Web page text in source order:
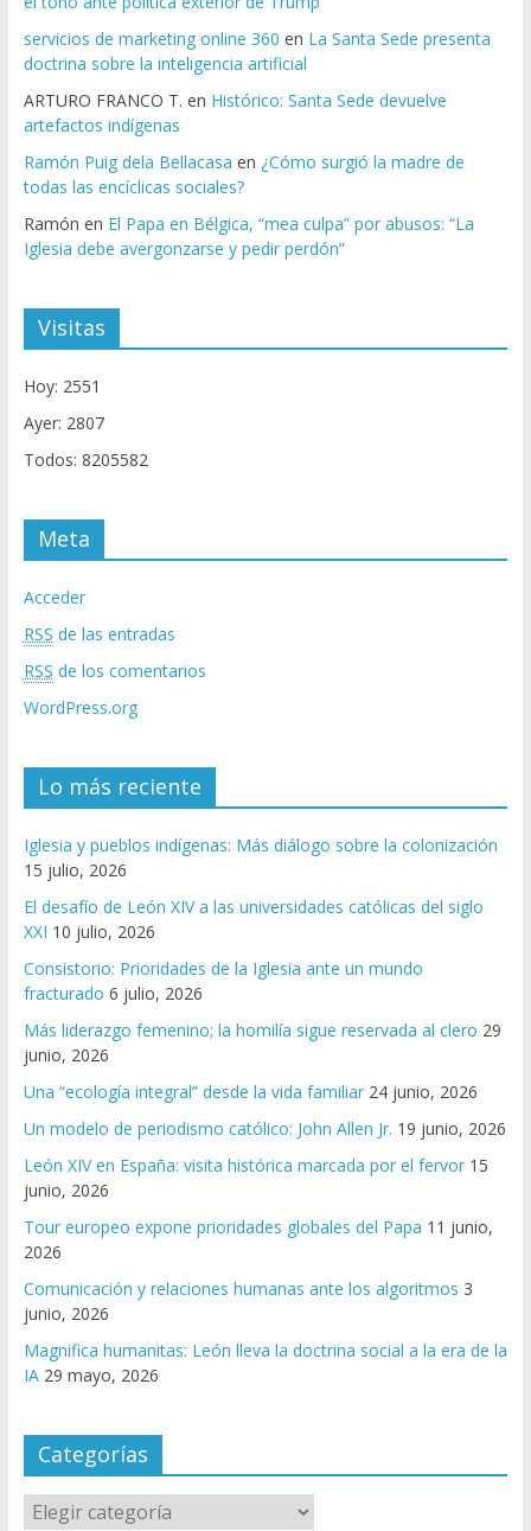
servicios de marketing online 360 en La Santa Sede presenta
doctrina sobre la inteligencia artificial
ARTURO FRANCO T. en Histórico: Santa Sede devuelve
artefactos indígenas
Ramón Puig dela Bellacasa en ¿Cómo surgió la madre de
todas las encíclicas sociales?
Ramón en El Papa en Bélgica, “mea culpa” por abusos: “La
Iglesia debe avergonzarse y pedir perdón”
Visitas
Hoy: 2551
Ayer: 2807
Todos: 8205582
Meta
Acceder
RSS de las entradas
RSS de los comentarios
WordPress.org
Lo más reciente
Iglesia y pueblos indígenas: Más diálogo sobre la colonización
15 julio, 2026
El desafío de León XIV a las universidades católicas del siglo
XXI 10 julio, 2026
Consistorio: Prioridades de la Iglesia ante un mundo
fracturado 6 julio, 2026
Más liderazgo femenino; la homilía sigue reservada al clero 29
junio, 2026
Una “ecología integral” desde la vida familiar 24 junio, 2026
Un modelo de periodismo católico: John Allen Jr. 19 junio, 2026
León XIV en España: visita histórica marcada por el fervor 15
junio, 2026
Tour europeo expone prioridades globales del Papa 11 junio,
2026
Comunicación y relaciones humanas ante los algoritmos 3
junio, 2026
Magnifica humanitas: León lleva la doctrina social a la era de la
IA 29 mayo, 2026
Categorías